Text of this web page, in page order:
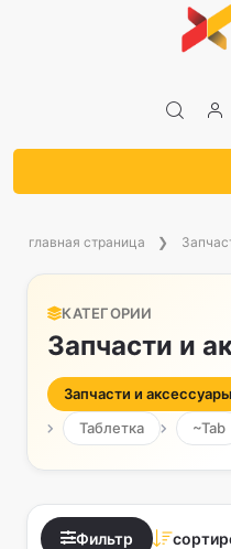
главная страница
КАТЕГОРИИ
Запчасти и
Запчасти и
Таблетка
~Tab
Фильтр